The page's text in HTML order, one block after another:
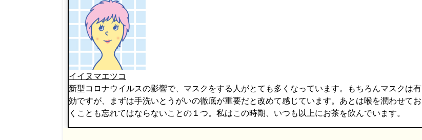
イイヌマエツコ
新型コロナウイルスの影響で、マスクをする人がとても多くなっています。もちろんマスクは有
効ですが、まずは手洗いとうがいの徹底が重要だと改めて感じています。あとは喉を潤わせてお
くことも忘れてはならないことの１つ。私はこの時期、いつも以上にお茶を飲んでいます。